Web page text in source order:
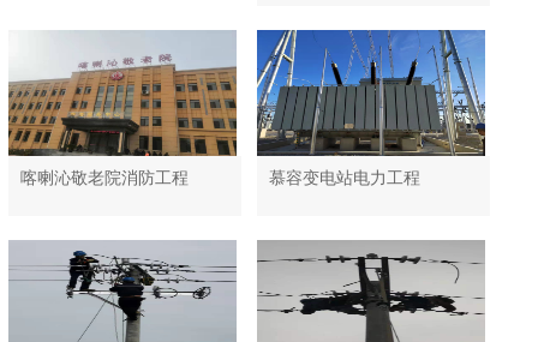
喀喇沁敬老院消防工程 慕容变电站电力工程